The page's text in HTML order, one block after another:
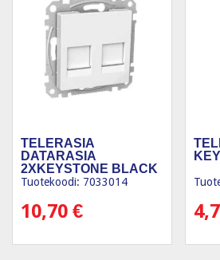
TELERASIA
DATARASIA
2XKEYSTONE BLACK
VAL
Tuotekoodi: 7033014
10,70 €